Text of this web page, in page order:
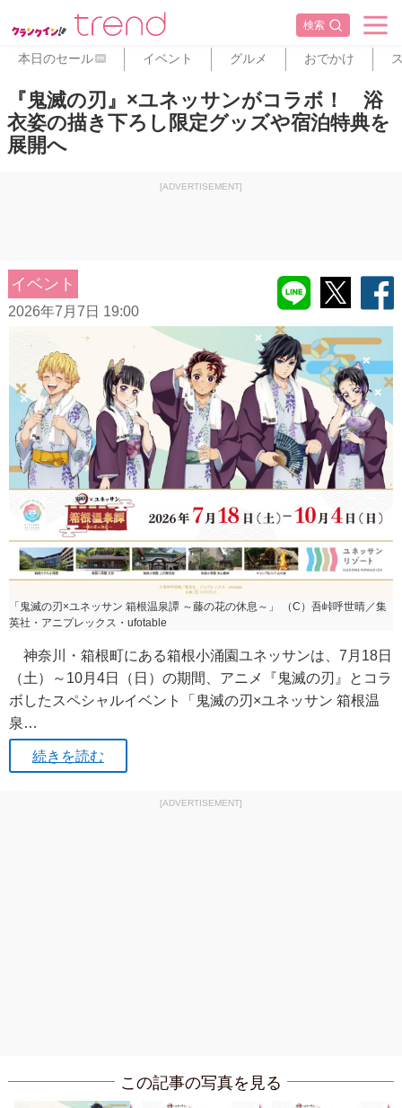
検索
本日のセール PR イベント グルメ おでかけ
『鬼滅の刃』×ユネッサンがコラボ！ 浴
衣姿の描き下ろし限定グッズや宿泊特典を
展開へ
[ADVERTISEMENT]
イベント
2026年7月7日 19:00
「鬼滅の刃×ユネッサン 箱根温泉譚 ～藤の花の休息～」 （C）吾峠呼世晴／集
英社・アニプレックス・ufotable
神奈川・箱根町にある箱根小涌園ユネッサンは、7月18日
（土）～10月4日（日）の期間、アニメ『鬼滅の刃』とコラ
ボしたスペシャルイベント「鬼滅の刃×ユネッサン 箱根温
泉…
続きを読む
[ADVERTISEMENT]
この記事の写真を見る